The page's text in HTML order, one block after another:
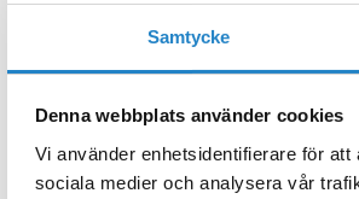
Samtycke
Denna webbplats använder cookies
Vi använder enhetsidentifierare för
sociala medier och analysera vår